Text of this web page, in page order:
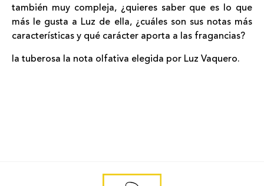
también muy compleja, ¿quieres saber que es lo que
más le gusta a Luz de ella, ¿cuáles son sus notas más
características y qué carácter aporta a las fragancias?
la tuberosa la nota olfativa elegida por Luz Vaquero.